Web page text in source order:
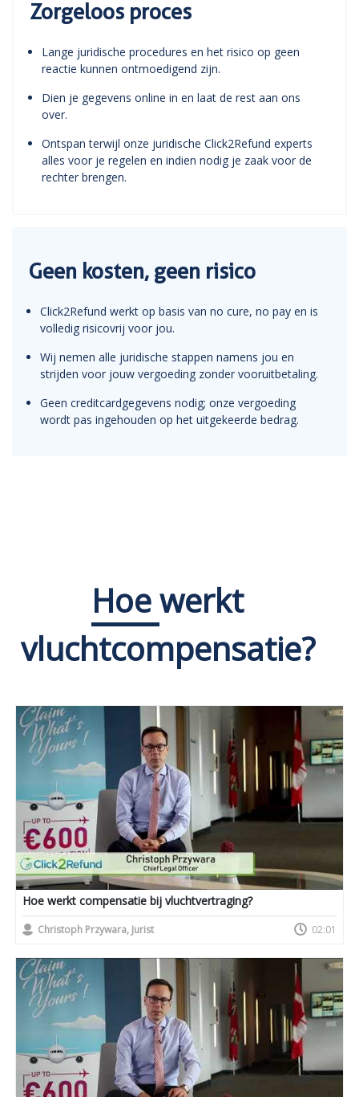
Zorgeloos proces
Lange juridische procedures en het risico op geen
reactie kunnen ontmoedigend zijn.
Dien je gegevens online in en laat de rest aan ons
over.
Ontspan terwijl onze juridische Click2Refund experts
alles voor je regelen en indien nodig je zaak voor de
rechter brengen.
Geen kosten, geen risico
Click2Refund werkt op basis van no cure, no pay en is
volledig risicovrij voor jou.
Wij nemen alle juridische stappen namens jou en
strijden voor jouw vergoeding zonder vooruitbetaling.
Geen creditcardgegevens nodig; onze vergoeding
wordt pas ingehouden op het uitgekeerde bedrag.
Hoewerkt
vluchtcompensatie?
Hoe werkt compensatie bij vluchtvertraging?
Christoph Przywara, Jurist 02:01